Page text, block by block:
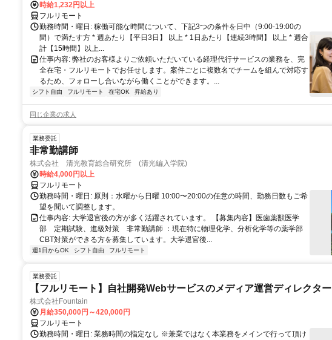
時給1,232円以上
フルリモート
勤務時間・曜日: 稼働可能な時間について、下記3つの条件を日中（9:00-19:00の
間）で満たす方 * 週あたり【平日3日】 以上 * 1日あたり【連続3時間】 以上 * 週合
計【15時間】以上...
仕事内容: 弊社のお客様よりご依頼いただいている経理代行サービスの業務を、完
全在宅・フルリモートでお任せします。案件ごとに複数名でチームを組んで対応す
るため、フォローし合いながら働くことができます。...
シフト自由 フルリモート 在宅OK 昇給あり
同じ企業の求人
業務委託
非常勤講師
株式会社 清光教育総合研究所 (清光編入学院)
時給4,000円以上
フルリモート
勤務時間・曜日: 原則：水曜から日曜 10:00〜20:00の任意の時間、勤務日数もご希
望を聞いて調整します。
仕事内容: 大学退官後の方が多く活躍されています。 【募集内容】医歯薬獣医学
部 定期試験、進級対策 非常勤講師 ：現在特に物理化学、分析化学等の薬学部
CBT対策ができる方を募集しています。大学退官後...
週1日からOK シフト自由 フルリモート
業務委託
【フルリモート】自社開発Webサービスのメディア運営ディレクター
株式会社Fountain
月給350,000円～420,000円
フルリモート
勤務時間・曜日: 業務時間の指定なし ※兼業ではなく本業務をメインで行って頂け